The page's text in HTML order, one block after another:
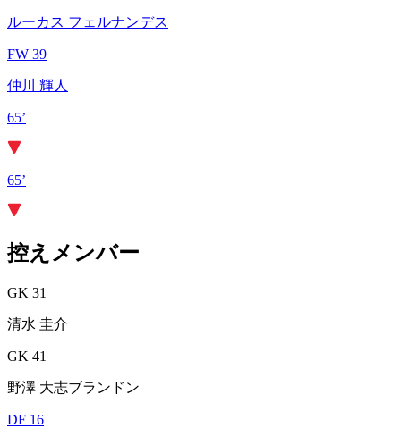
ルーカス フェルナンデス
FW 39
仲川 輝人
65’
65’
控えメンバー
GK 31
清水 圭介
GK 41
野澤 大志ブランドン
DF 16